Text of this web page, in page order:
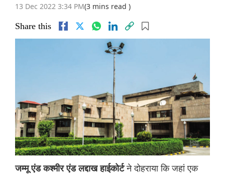
13 Dec 2022 3:34 PM(3 mins read )
Share this
जम्मू एंड कश्मीर एंड लद्दाख हाईकोर्टने दोहराया कि जहां एक